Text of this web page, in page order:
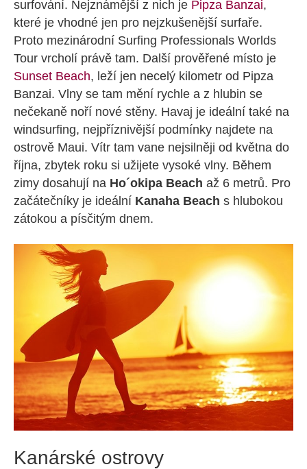
surfování. Nejznámější z nich je Pipza Banzai,
které je vhodné jen pro nejzkušenější surfaře.
Proto mezinárodní Surfing Professionals Worlds
Tour vrcholí právě tam. Další prověřené místo je
Sunset Beach, leží jen necelý kilometr od Pipza
Banzai. Vlny se tam mění rychle a z hlubin se
nečekaně noří nové stěny. Havaj je ideální také na
windsurfing, nejpříznivější podmínky najdete na
ostrově Maui. Vítr tam vane nejsilněji od května do
října, zbytek roku si užijete vysoké vlny. Během
zimy dosahují na Ho´okipa Beach až 6 metrů. Pro
začátečníky je ideální Kanaha Beach s hlubokou
zátokou a písčitým dnem.
Kanárské ostrovy